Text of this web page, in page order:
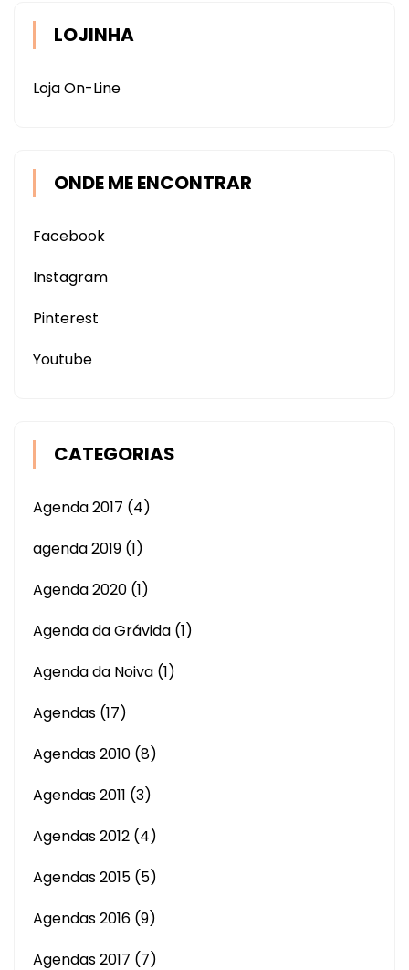
LOJINHA
Loja On-Line
ONDE ME ENCONTRAR
Facebook
Instagram
Pinterest
Youtube
CATEGORIAS
Agenda 2017 (4)
agenda 2019 (1)
Agenda 2020 (1)
Agenda da Grávida (1)
Agenda da Noiva (1)
Agendas (17)
Agendas 2010 (8)
Agendas 2011 (3)
Agendas 2012 (4)
Agendas 2015 (5)
Agendas 2016 (9)
Agendas 2017 (7)